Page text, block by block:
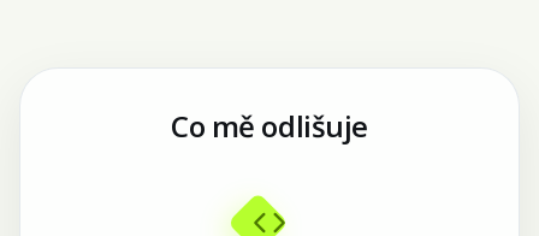
Co mě odlišuje